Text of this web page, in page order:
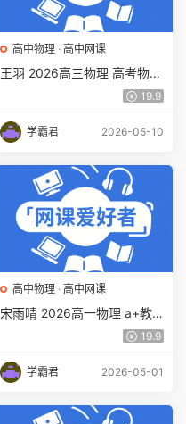
高中物理 · 高中网课
王羽 2026高三物理 高考物理
二轮复习视频 百度网盘下载19.9
学霸君 2026-05-10
高中物理 · 高中网课
宋雨晴 2026高一物理 a+教
学课程下学期寒假班百度网盘
19.9
学霸君 2026-05-01